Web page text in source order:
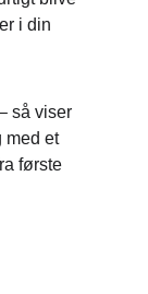
i din
så viser
med et
første